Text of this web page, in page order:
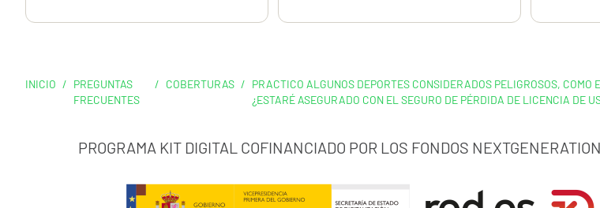
INICIO / PREGUNTAS
FRECUENTES
/ COBERTURAS / PRACTICO ALGUNOS DEPORTES CONSIDERADOS PELIGROSOS,
¿ESTARÉ ASEGURADO CON EL SEGURO DE PÉRDIDA DE LICENCIA DE
PROGRAMA KIT DIGITAL COFINANCIADO POR LOS FONDOS